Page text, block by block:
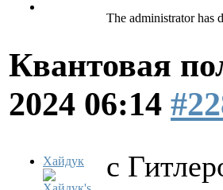
The administrator has
Квантовая
2024 06:14
Хайдук
с